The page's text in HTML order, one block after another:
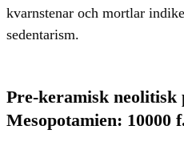
kvarnstenar och mortlar
sedentarism.
Pre-keramisk neolitisk
Mesopotamien: 10000